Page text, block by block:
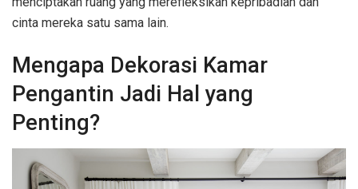
cinta mereka satu sama lain.
Mengapa Dekorasi Kamar
Pengantin Jadi Hal yang
Penting?